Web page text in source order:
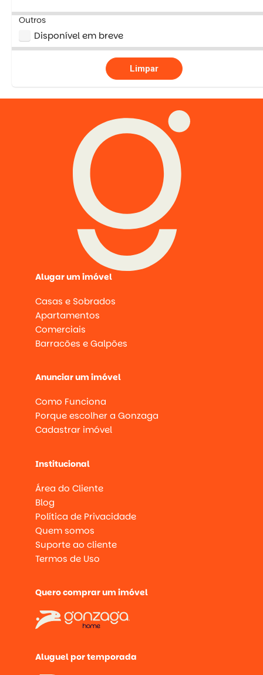
Outros
Disponível em breve
Limpar
Alugar um imóvel
Casas e Sobrados
Apartamentos
Comerciais
Barracões e Galpões
Anunciar um imóvel
Como Funciona
Porque escolher a Gonzaga
Cadastrar imóvel
Institucional
Área do Cliente
Blog
Política de Privacidade
Quem somos
Suporte ao cliente
Termos de Uso
Quero comprar um imóvel
Aluguel por temporada